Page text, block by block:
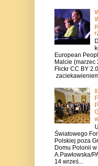
European
Malcie (marzec
Flickr CC BY
Światowego
Polskiej poza
Domu Polonii w
A.Pawłowska/
14 wrześ...